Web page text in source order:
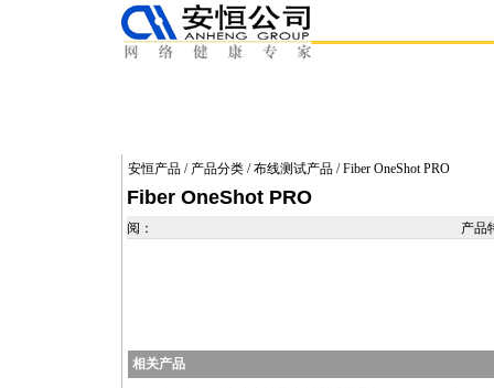
安恒产品 / 产品分类 /布线测试产品 / Fiber OneShot PRO
Fiber OneShot PRO
阅： 产品
相关产品